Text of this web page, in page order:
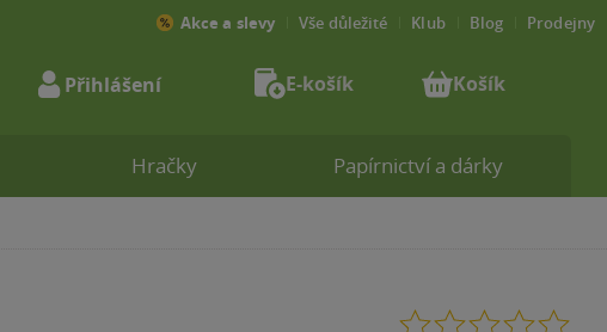
0.0
Hračky Papírnictví a dárky
Akce a slevy Vše důležité Klub Blog Prodejny
Přihlášení E-košík Košík